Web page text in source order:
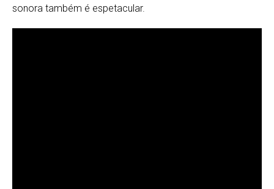
sonora também é espetacular.